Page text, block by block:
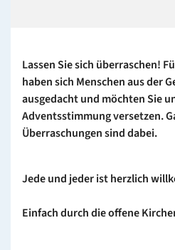
Lassen Sie sich überraschen!
haben sich Menschen aus der
ausgedacht und möchten Sie
Adventsstimmung versetzen.
Überraschungen sind dabei.
Jede und jeder ist herzlich
Einfach durch die offene